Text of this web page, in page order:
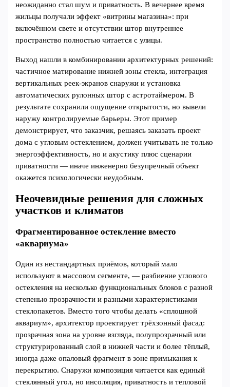
неожиданно стал шум и приватность. В вечернее время
жильцы получали эффект «витрины магазина»: при
включённом свете и отсутствии штор внутреннее
пространство полностью читается с улицы.
Выход нашли в комбинировании архитектурных решений:
частичное матирование нижней зоны стекла, интеграция
вертикальных реек‑экранов снаружи и установка
автоматических рулонных штор с астротаймером. В
результате сохранили ощущение открытости, но вывели
наружу контролируемые барьеры. Этот пример
демонстрирует, что заказчик, решаясь заказать проект
дома с угловым остеклением, должен учитывать не только
энергоэффективность, но и акустику плюс сценарии
приватности — иначе инженерно безупречный объект
окажется психологически неудобным.
Неочевидные решения для сложных
участков и климатов
Фрагментированное остекление вместо
«аквариума»
Один из нестандартных приёмов, который мало
используют в массовом сегменте, — разбиение углового
остекления на несколько функциональных блоков с разной
степенью прозрачности и разными характеристиками
стеклопакетов. Вместо того чтобы делать «сплошной
аквариум», архитектор проектирует трёхзонный фасад:
прозрачная зона на уровне взгляда, полупрозрачный или
структурированный слой в нижней части и более тёплый,
иногда даже опаловый фрагмент в зоне примыкания к
перекрытию. Снаружи композиция читается как единый
стеклянный угол, но инсоляция, приватность и тепловой